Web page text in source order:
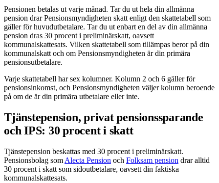
Pensionen betalas ut varje månad. Tar du ut hela din allmänna
pension drar Pensionsmyndigheten skatt enligt den skattetabell som
gäller för huvudutbetalare. Tar du ut enbart en del av din allmänna
pension dras 30 procent i preliminärskatt, oavsett
kommunalskattesats. Vilken skattetabell som tillämpas beror på din
kommunalskatt och om Pensionsmyndigheten är din primära
pensionsutbetalare.
Varje skattetabell har sex kolumner. Kolumn 2 och 6 gäller för
pensionsinkomst, och Pensionsmyndigheten väljer kolumn beroende
på om de är din primära utbetalare eller inte.
Tjänstepension, privat pensionssparande
och IPS: 30 procent i skatt
Tjänstepension beskattas med 30 procent i preliminärskatt.
Pensionsbolag som Alecta Pension och Folksam pension drar alltid
30 procent i skatt som sidoutbetalare, oavsett din faktiska
kommunalskattesats.